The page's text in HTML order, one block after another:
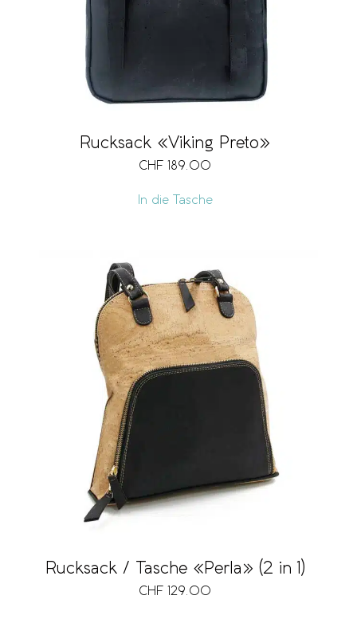
Rucksack «Viking Preto»
CHF 189.00
In die Tasche
Rucksack / Tasche «Perla» (2 in 1)
CHF 129.00